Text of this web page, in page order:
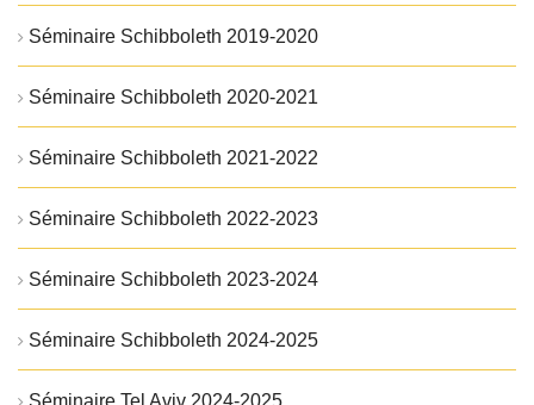
Séminaire Schibboleth 2019-2020
Séminaire Schibboleth 2020-2021
Séminaire Schibboleth 2021-2022
Séminaire Schibboleth 2022-2023
Séminaire Schibboleth 2023-2024
Séminaire Schibboleth 2024-2025